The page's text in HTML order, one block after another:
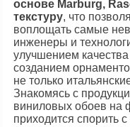
основе Marburg,
текстуру, что
воплощать самые
инженеры и
улучшением
созданием
не только
Знакомясь с
виниловых обоев на
приходится спорить с